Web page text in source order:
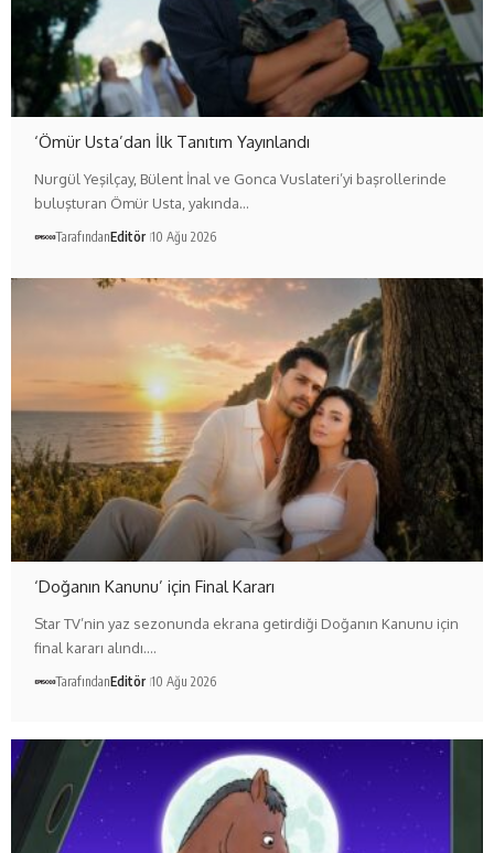
‘Ömür Usta’dan İlk Tanıtım Yayınlandı
Nurgül Yeşilçay, Bülent İnal ve Gonca Vuslateri’yi başrollerinde
buluşturan Ömür Usta, yakında…
TarafındanEditör 10 Ağu 2026
‘Doğanın Kanunu’ için Final Kararı
Star TV’nin yaz sezonunda ekrana getirdiği Doğanın Kanunu için
final kararı alındı.…
TarafındanEditör 10 Ağu 2026